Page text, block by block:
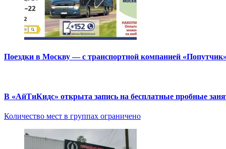
Поездки в Москву — с транспортной компанией «Попутчик»
В «АйТиКидс» открыта запись на бесплатные пробные
Количество мест в группах ограничено